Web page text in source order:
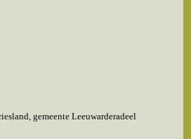
gemeente Leeuwarderadeel